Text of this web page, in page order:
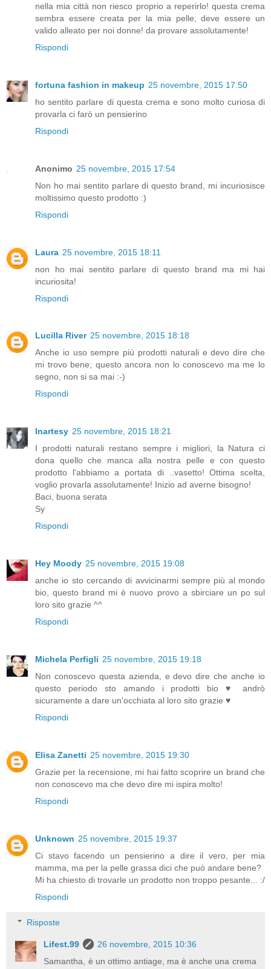
nella mia città non riesco proprio a reperirlo! questa crema
sembra essere creata per la mia pelle, deve essere un
valido alleato per noi donne! da provare assolutamente!
Rispondi
fortuna fashion in makeup 25 novembre, 2015 17:50
ho sentito parlare di questa crema e sono molto curiosa di
provarla ci farò un pensierino
Rispondi
Anonimo 25 novembre, 2015 17:54
Non ho mai sentito parlare di questo brand, mi incuriosisce
moltissimo questo prodotto :)
Rispondi
Laura 25 novembre, 2015 18:11
non ho mai sentito parlare di questo brand ma mi hai
incuriosita!
Rispondi
Lucilla River 25 novembre, 2015 18:18
Anche io uso sempre più prodotti naturali e devo dire che
mi trovo bene; questo ancora non lo conoscevo ma me lo
segno, non si sa mai :-)
Rispondi
Inartesy 25 novembre, 2015 18:21
I prodotti naturali restano sempre i migliori, la Natura ci
dona quello che manca alla nostra pelle e con questo
prodotto l'abbiamo a portata di ..vasetto! Ottima scelta,
voglio provarla assolutamente! Inizio ad averne bisogno!
Baci, buona serata
Sy
Rispondi
Hey Moody 25 novembre, 2015 19:08
anche io sto cercando di avvicinarmi sempre più al mondo
bio, questo brand mi è nuovo provo a sbirciare un po sul
loro sito grazie ^^
Rispondi
Michela Perfigli 25 novembre, 2015 19:18
Non conoscevo questa azienda, e devo dire che anche io
questo periodo sto amando i prodotti bio ♥ andrò
sicuramente a dare un'occhiata al loro sito grazie ♥
Rispondi
Elisa Zanetti 25 novembre, 2015 19:30
Grazie per la recensione, mi hai fatto scoprire un brand che
non conoscevo ma che devo dire mi ispira molto!
Rispondi
Unknown 25 novembre, 2015 19:37
Ci stavo facendo un pensierino a dire il vero, per mia
mamma, ma per la pelle grassa dici che può andare bene?
Mi ha chiesto di trovarle un prodotto non troppo pesante... :/
Rispondi
Risposte
Lifest.99
26 novembre, 2015 10:36
Samantha, è un ottimo antiage, ma è anche una crema